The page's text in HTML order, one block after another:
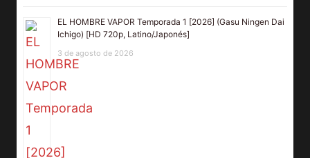
EL HOMBRE VAPOR Temporada 1 [2026] (Gasu Ningen Dai
Ichigo) [HD 720p, Latino/Japonés]
3 de agosto de 2026